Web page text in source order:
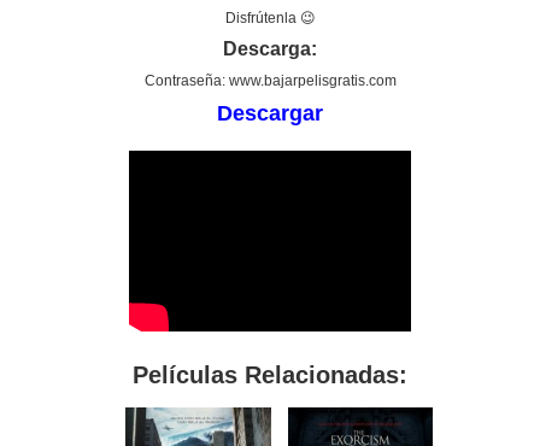
Disfrútenla 😉
Descarga:
Contraseña: www.bajarpelisgratis.com
Descargar
Películas Relacionadas: